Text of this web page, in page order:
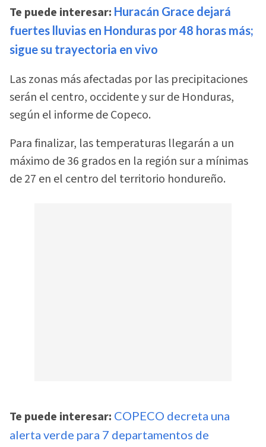
Te puede interesar: Huracán Grace dejará
fuertes lluvias en Honduras por 48 horas más;
sigue su trayectoria en vivo
Las zonas más afectadas por las precipitaciones
serán el centro, occidente y sur de Honduras,
según el informe de Copeco.
Para finalizar, las temperaturas llegarán a un
máximo de 36 grados en la región sur a mínimas
de 27 en el centro del territorio hondureño.
Te puede interesar: COPECO decreta una
alerta verde para 7 departamentos de